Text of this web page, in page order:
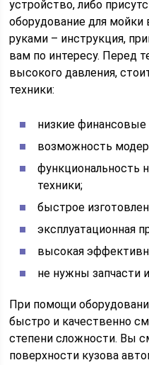
устройство, либо
оборудование для
руками – инструкция,
вам по интересу. Перед
высокого давления,
техники:
низкие финансовые
возможность
функциональность
техники;
быстрое
эксплуатационная
высокая
не нужны запчасти
При помощи
быстро и качественно
степени сложности. Вы
поверхности кузова